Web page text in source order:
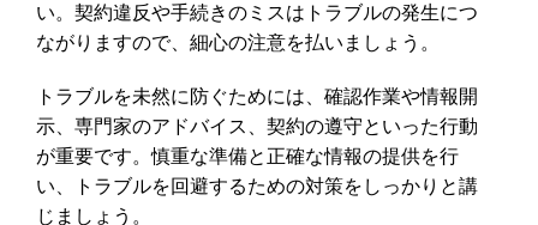
い。契約違反や手続きのミスはトラブルの発生につ
ながりますので、細心の注意を払いましょう。
トラブルを未然に防ぐためには、確認作業や情報開
示、専門家のアドバイス、契約の遵守といった行動
が重要です。慎重な準備と正確な情報の提供を行
い、トラブルを回避するための対策をしっかりと講
じましょう。